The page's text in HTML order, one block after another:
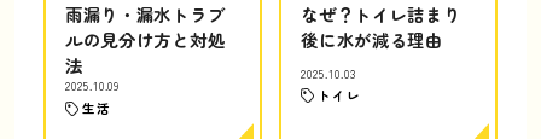
雨漏り・漏水トラブ
ルの見分け方と対処
法
2025.10.09
生活
なぜ？トイレ詰まり
後に水が減る理由
2025.10.03
トイレ